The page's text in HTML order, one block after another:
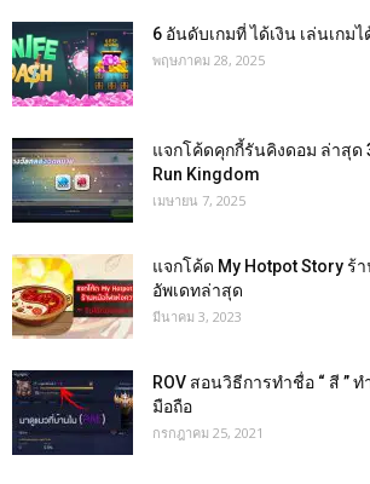
6 อันดับเกมที่ ได้เงิน เล่นเกมไ
พฤษภาคม 28, 2025
แจกโค้ดคุกกี้รันคิงดอม ล่าสุด
Run Kingdom
เมษายน 7, 2025
แจกโค้ด My Hotpot Story ร้
อัพเดทล่าสุด
มีนาคม 3, 2023
ROV สอนวิธีการทำชื่อ “ สี ”
มือถือ
กรกฎาคม 25, 2021